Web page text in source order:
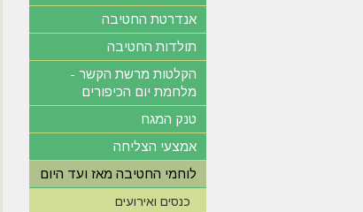
אנדרטת החטיבה
תולדות החטיבה
הקלטות מרשת הקשר -
מלחמת יום הכיפורים
טנק המגח
אמצעי הצליחה
לוחמי החטיבה מאז ועד היום
כנסים ואירועים